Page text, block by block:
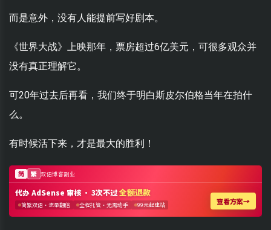
而是意外，没有人能提前写好剧本。
《世界大战》上映那年，票房超过6亿美元，可很多观众并
没有真正理解它。
可20年过去后再看，我们终于明白斯皮尔伯格当年在拍什
么。
有时候活下来，才是最大的胜利！